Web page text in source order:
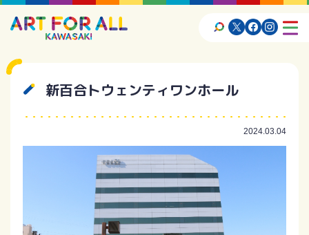
新百合トウェンティワンホール
2024.03.04